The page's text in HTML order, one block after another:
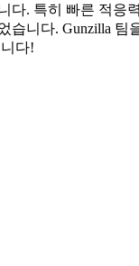
다. 특히 빠른 적응
습니다. Gunzilla 팀
다!